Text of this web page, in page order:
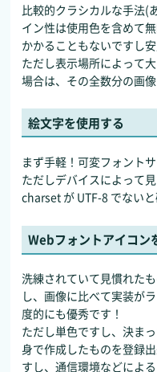
比較的クラシカルな手法(
イン性は使用色を含めて
かかることもないですし安
ただし表示場所によって
場合は、その全数分の画
絵文字を使用する
まず手軽！可変フォント
ただしデバイスによって
charset が UTF-8 でないと
Webフォントアイコン
洗練されていて見慣れた
し、画像に比べて実装が
度的にも優秀です！
ただし単色ですし、決ま
身で作成したものを登録
すし、通信環境などによる